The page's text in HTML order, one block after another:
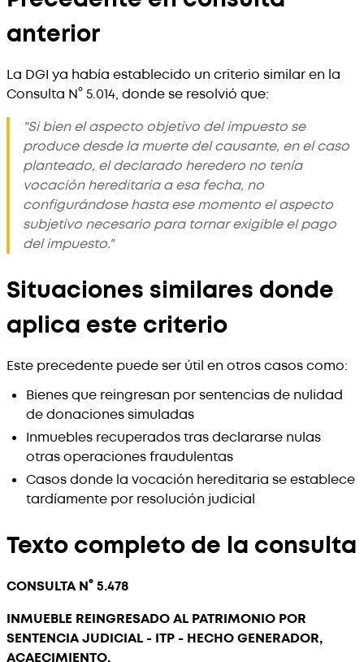
anterior
La DGI ya había establecido un criterio similar en la
Consulta N° 5.014, donde se resolvió que:
"Si bien el aspecto objetivo del impuesto se
produce desde la muerte del causante, en el caso
planteado, el declarado heredero no tenía
vocación hereditaria a esa fecha, no
configurándose hasta ese momento el aspecto
subjetivo necesario para tornar exigible el pago
del impuesto."
Situaciones similares donde
aplica este criterio
Este precedente puede ser útil en otros casos como:
Bienes que reingresan por sentencias de nulidad
de donaciones simuladas
Inmuebles recuperados tras declararse nulas
otras operaciones fraudulentas
Casos donde la vocación hereditaria se establece
tardíamente por resolución judicial
Texto completo de la consulta
CONSULTA N° 5.478
INMUEBLE REINGRESADO AL PATRIMONIO POR
SENTENCIA JUDICIAL - ITP - HECHO GENERADOR,
ACAECIMIENTO.